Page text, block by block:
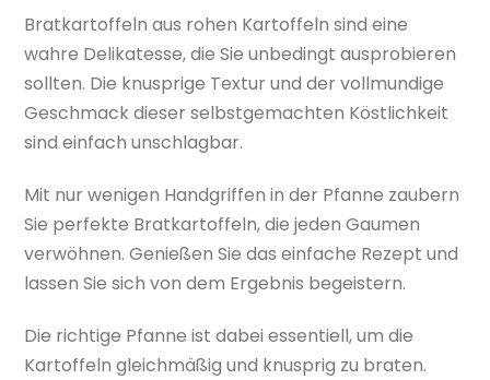
Bratkartoffeln aus rohen Kartoffeln sind eine
wahre Delikatesse, die Sie unbedingt ausprobieren
sollten. Die knusprige Textur und der vollmundige
Geschmack dieser selbstgemachten Köstlichkeit
sind einfach unschlagbar.
Mit nur wenigen Handgriffen in der Pfanne zaubern
Sie perfekte Bratkartoffeln, die jeden Gaumen
verwöhnen. Genießen Sie das einfache Rezept und
lassen Sie sich von dem Ergebnis begeistern.
Die richtige Pfanne ist dabei essentiell, um die
Kartoffeln gleichmäßig und knusprig zu braten.